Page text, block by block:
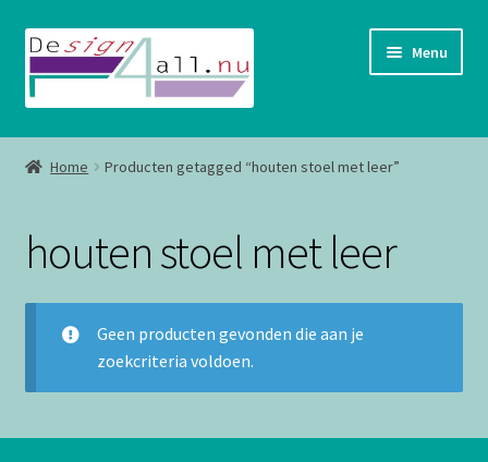
Ga
door
naar
Ga
naar
de
Menu
Shop
Home Producten getagged “houten stoel met leer”
houten stoel met leer
Geen producten gevonden die aan je
zoekcriteria voldoen.